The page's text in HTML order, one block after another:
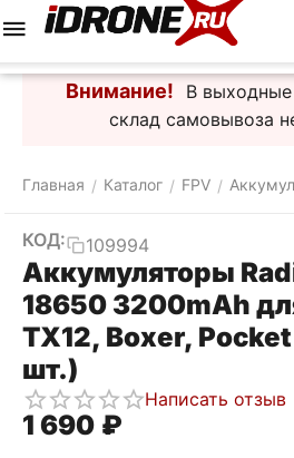
Внимание!
В выходные
склад самовывоза
Главная / Каталог / FPV /
КОД: 109994
Аккумуляторы
18650 3200mAh
TX12, Boxer,
шт.)
Написать отзыв
1 690 ₽
Корзина